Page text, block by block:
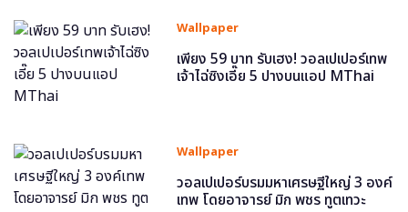
Wallpaper
เพียง 59 บาท รับเฮง! วอลเปเปอร์เทพ
เจ้าไฉ่ซิงเอี๊ย 5 ปางบนแอป MThai
Wallpaper
วอลเปเปอร์บรมมหาเศรษฐีใหญ่ 3 องค์
เทพ โดยอาจารย์ มิก พชร ทูตเทวะ